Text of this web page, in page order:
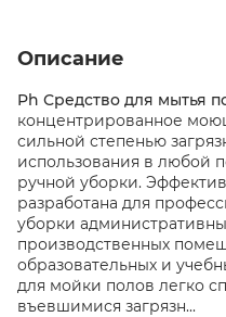
Описание
Ph Средство для мытья
концентрированное
сильной степенью
использования в любой
ручной уборки.
разработана для
уборки
производственных
образовательных и
для мойки полов легко
въевшимися загрязн...